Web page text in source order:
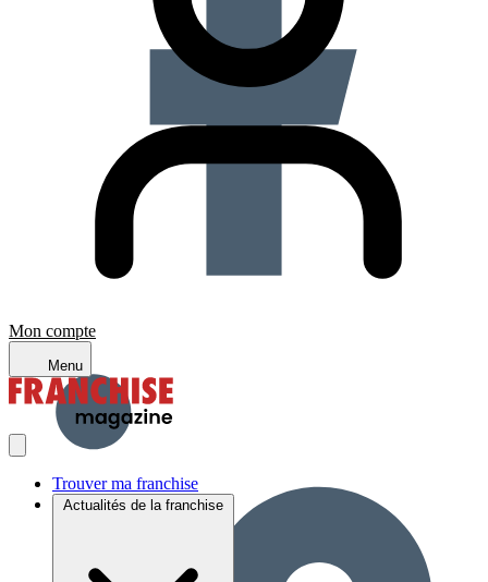
Mon compte
Menu
Trouver ma franchise
Actualités de la franchise